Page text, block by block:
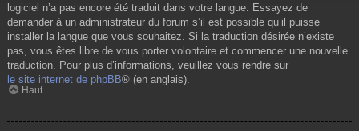
logiciel n’a pas encore été traduit dans votre langue. Essayez de
demander à un administrateur du forum s’il est possible qu’il puisse
installer la langue que vous souhaitez. Si la traduction désirée n’existe
pas, vous êtes libre de vous porter volontaire et commencer une nouvelle
traduction. Pour plus d’informations, veuillez vous rendre sur
le site internet de phpBB® (en anglais).
Haut